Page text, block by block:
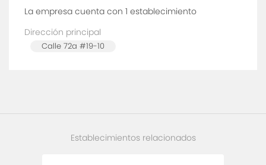
La empresa cuenta con 1 establecimiento
Dirección principal
Calle 72a #19-10
Establecimientos relacionados